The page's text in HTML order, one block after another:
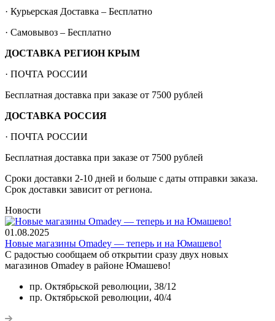
· Курьерская Доставка – Бесплатно
· Самовывоз – Бесплатно
ДОСТАВКА РЕГИОН КРЫМ
· ПОЧТА РОССИИ
Бесплатная доставка при заказе от 7500 рублей
ДОСТАВКА РОССИЯ
· ПОЧТА РОССИИ
Бесплатная доставка при заказе от 7500 рублей
Сроки доставки 2-10 дней и больше с даты отправки заказа.
Срок доставки зависит от региона.
Новости
01.08.2025
Новые магазины Omadey — теперь и на Юмашево!
С радостью сообщаем об открытии сразу двух новых
магазинов Omadey в районе Юмашево!
пр. Октябрьской революции, 38/12
пр. Октябрьской революции, 40/4